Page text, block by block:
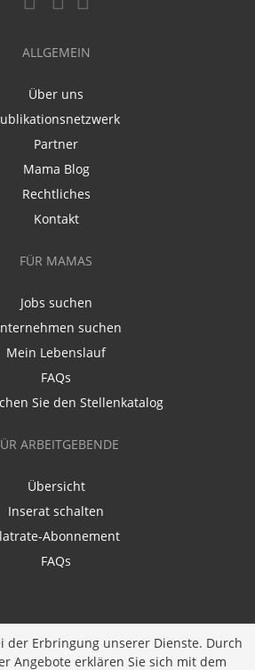
ALLGEMEIN
Über uns
Partner
Mama Blog
Rechtliches
Kontakt
FÜR MAMAS
Jobs suchen
suchen
Mein Lebenslauf
FAQs
Sie den Stellenkatalog
ARBEITGEBENDE
Übersicht
Inserat schalten
Abonnement
FAQs
der Erbringung unserer Dienste. Durch
Angebote erklären Sie sich mit dem